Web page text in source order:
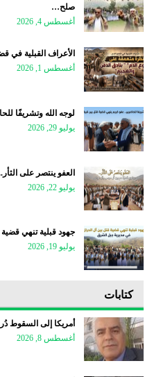
صلح…
أغسطس 4, 2026
الأعراف القبلية في
أغسطس 1, 2026
لوجه الله وتشريفًا
يوليو 29, 2026
العفو ينتصر على
يوليو 22, 2026
جهود قبلية تنهي
يوليو 19, 2026
كتابات
أمريكا إلى السقوط
أغسطس 8, 2026